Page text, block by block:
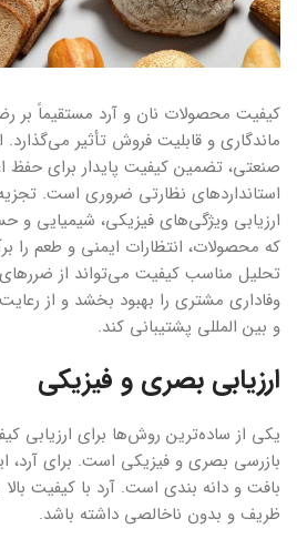
کیفیت محصولات نان و آرد مستقیماً بر
ماندگاری و قابلیت فروش تأثیر می‌گذارد.
صنعتی، تضمین کیفیت پایدار برای حفظ
استانداردهای نظارتی ضروری است.
ارزیابی ویژگی‌های فیزیکی، شیمیایی
که محصولات، انتظارات ایمنی و طعم را
تحلیل مناسب کیفیت می‌تواند از ضررهای
وفاداری مشتری را بهبود بخشد و از
و بین المللی پشتیبانی کند.
ارزیابی بصری و فیزیکی
یکی از ساده‌ترین روش‌ها برای ارزیابی
بازرسی بصری و فیزیکی است. برای آرد،
بافت و دانه بندی است. آرد با کیفیت
ظریف و بدون ناخالصی داشته باشد.